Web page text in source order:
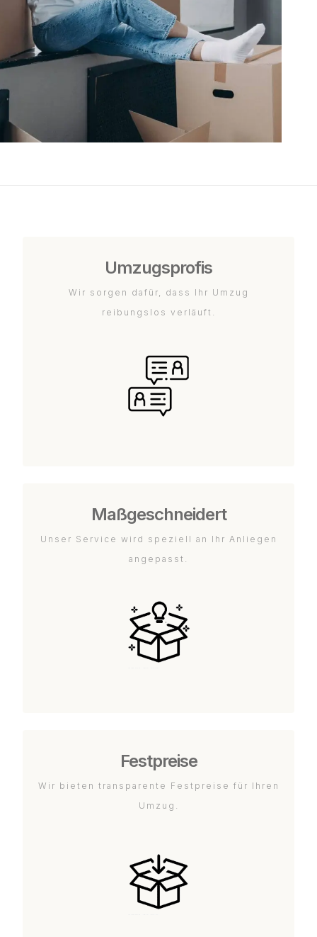
Umzugsprofis
Wir sorgen dafür, dass Ihr Umzug
reibungslos verläuft.
Maßgeschneidert
Unser Service wird speziell an Ihr Anliegen
angepasst.
Festpreise
Wir bieten transparente Festpreise für Ihren
Umzug.